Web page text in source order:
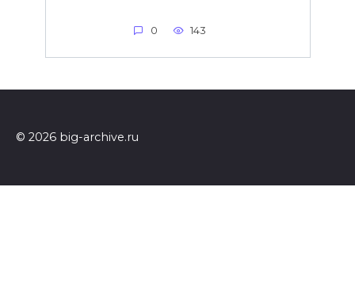
0 143
© 2026 big-archive.ru